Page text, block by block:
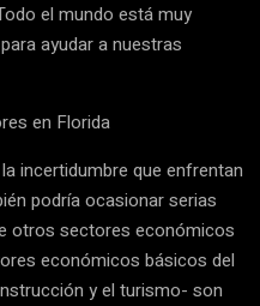
el mundo está muy
ayudar a nuestras
en Florida
incertidumbre que enfrentan
podría ocasionar serias
otros sectores económicos
económicos básicos del
y el turismo- son